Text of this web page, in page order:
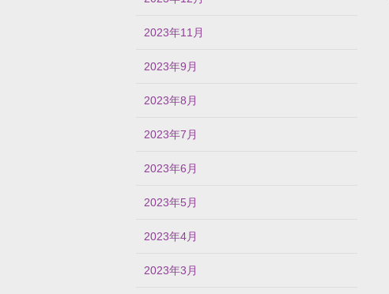
2023年11月
2023年9月
2023年8月
2023年7月
2023年6月
2023年5月
2023年4月
2023年3月